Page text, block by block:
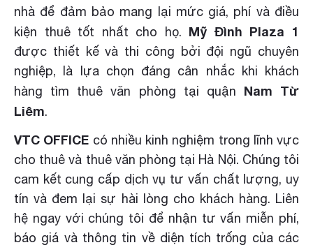
nhà để đảm bảo mang lại mức giá, phí và điều
kiện thuê tốt nhất cho họ. Mỹ Đình Plaza 1
được thiết kế và thi công bởi đội ngũ chuyên
nghiệp, là lựa chọn đáng cân nhắc khi khách
hàng tìm thuê văn phòng tại quận Nam Từ
Liêm.
VTC OFFICE có nhiều kinh nghiệm trong lĩnh vực
cho thuê và thuê văn phòng tại Hà Nội. Chúng tôi
cam kết cung cấp dịch vụ tư vấn chất lượng, uy
tín và đem lại sự hài lòng cho khách hàng. Liên
hệ ngay với chúng tôi để nhận tư vấn miễn phí,
báo giá và thông tin về diện tích trống của các